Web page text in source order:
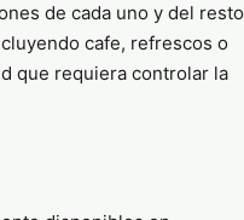
de cada uno y del resto
cafe, refrescos o
que requiera controlar la